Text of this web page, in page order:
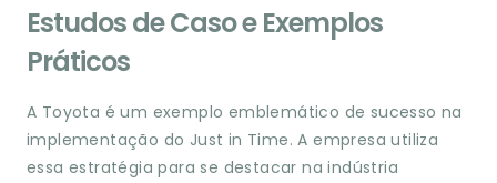
Estudos de Caso e Exemplos
Práticos
A Toyota é um exemplo emblemático de sucesso na
implementação do Just in Time. A empresa utiliza
essa estratégia para se destacar na indústria